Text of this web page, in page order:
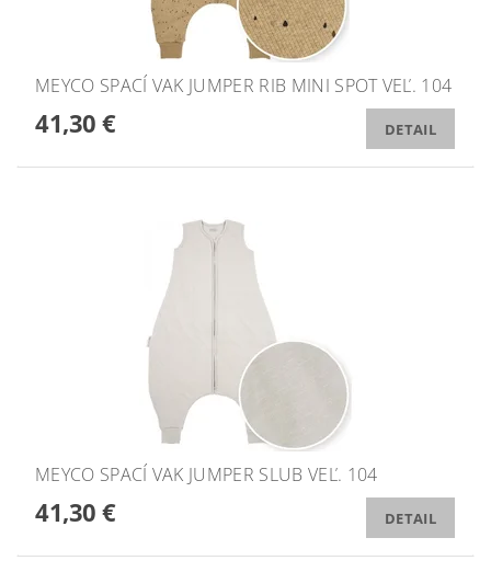
MEYCO SPACÍ VAK JUMPER RIB MINI SPOT VEĽ. 104
41,30 € DETAIL
MEYCO SPACÍ VAK JUMPER SLUB VEĽ. 104
41,30 € DETAIL